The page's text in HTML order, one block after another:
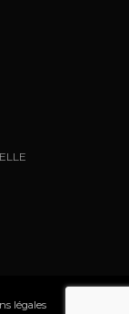
légales